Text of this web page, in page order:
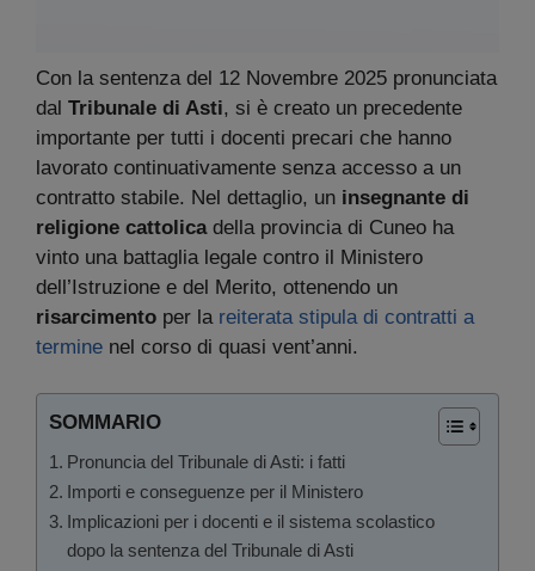
Con la sentenza del 12 Novembre 2025 pronunciata
dal Tribunale di Asti, si è creato un precedente
importante per tutti i docenti precari che hanno
lavorato continuativamente senza accesso a un
contratto stabile. Nel dettaglio, un insegnante di
religione cattolicadella provincia di Cuneo ha
vinto una battaglia legale contro il Ministero
dell’Istruzione e del Merito, ottenendo un
risarcimento per la reiterata stipula di contratti a
termine nel corso di quasi vent’anni.
SOMMARIO
Pronuncia del Tribunale di Asti: i fatti
Importi e conseguenze per il Ministero
Implicazioni per i docenti e il sistema scolastico
dopo la sentenza del Tribunale di Asti